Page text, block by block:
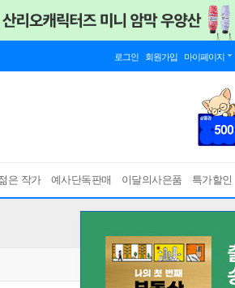
로그인 회원가입 마이페이지
은 작가 예사단독판매 이달의사은품 특가할인